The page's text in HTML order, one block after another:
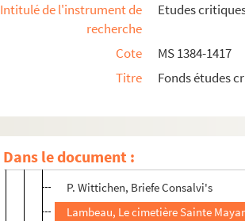
Intitulé de l'instrument de
recherche
Etudes
Cote
MS 1384-1417
Titre
Fonds études
Dans le document :
Pariser Briefe (über Trennung von
Jean Calvin par Domergue (t. III)
Articles de critique
V. Pierre, Les carmélites de
Colonna Cesari-Rocca, Le nid de
J. Greppi, La rivoluzione francese,
P. Wittichen, Briefe Consalvi's
Lambeau, Le cimetière Sainte